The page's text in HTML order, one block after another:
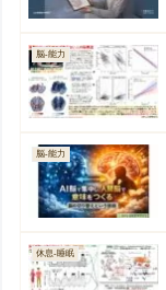
脳-能力
脳-能力
休息-睡眠